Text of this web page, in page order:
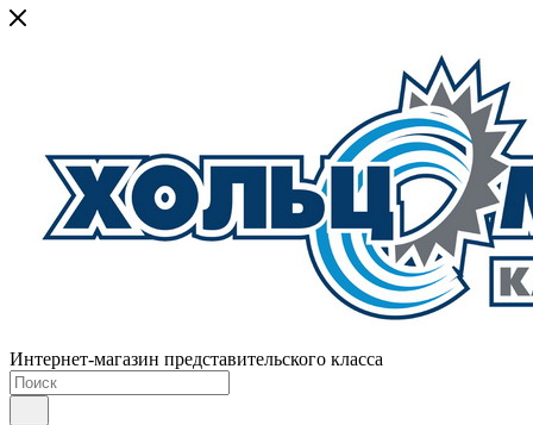
Интернет-магазин представительского класса